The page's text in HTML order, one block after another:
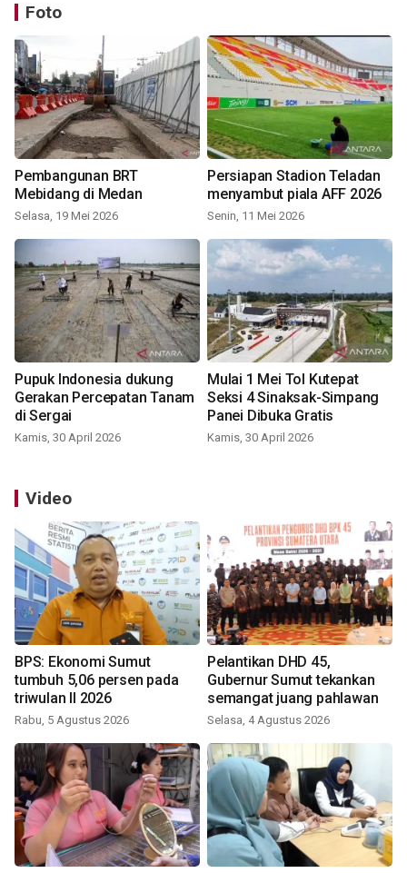
Foto
Pembangunan BRT
Mebidang di Medan
Selasa, 19 Mei 2026
Persiapan Stadion Teladan
menyambut piala AFF 2026
Senin, 11 Mei 2026
Pupuk Indonesia dukung
Gerakan Percepatan Tanam
di Sergai
Kamis, 30 April 2026
Mulai 1 Mei Tol Kutepat
Seksi 4 Sinaksak-Simpang
Panei Dibuka Gratis
Kamis, 30 April 2026
Video
BPS: Ekonomi Sumut
tumbuh 5,06 persen pada
triwulan II 2026
Rabu, 5 Agustus 2026
Pelantikan DHD 45,
Gubernur Sumut tekankan
semangat juang pahlawan
Selasa, 4 Agustus 2026